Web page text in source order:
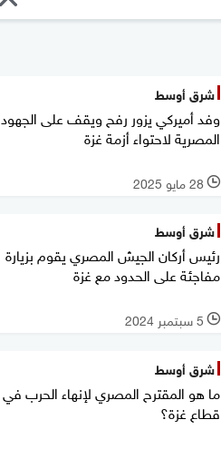
شرق أوسط
وفد أميركي يزور رفح ويقف على الجهود
المصرية لاحتواء أزمة غزة
l 28 مايو 2025
شرق أوسط
رئيس أركان الجيش المصري يقوم بزيارة
مفاجئة على الحدود مع غزة
l 5 سبتمبر 2024
شرق أوسط
ما هو المقترح المصري لإنهاء الحرب في
قطاع غزة؟